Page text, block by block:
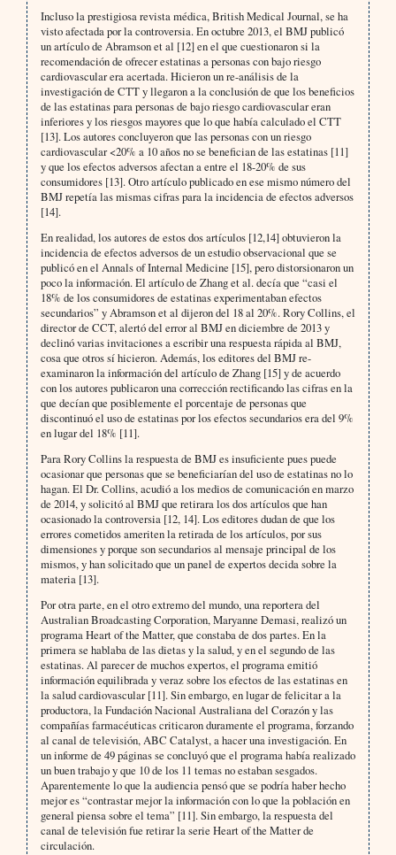
Incluso la prestigiosa revista médica, British Medical Journal, se ha
visto afectada por la controversia. En octubre 2013, el BMJ publicó
un artículo de Abramson et al [12] en el que cuestionaron si la
recomendación de ofrecer estatinas a personas con bajo riesgo
cardiovascular era acertada. Hicieron un re-análisis de la
investigación de CTT y llegaron a la conclusión de que los beneficios
de las estatinas para personas de bajo riesgo cardiovascular eran
inferiores y los riesgos mayores que lo que había calculado el CTT
[13]. Los autores concluyeron que las personas con un riesgo
cardiovascular <20% a 10 años no se benefician de las estatinas [11]
y que los efectos adversos afectan a entre el 18-20% de sus
consumidores [13]. Otro artículo publicado en ese mismo número del
BMJ repetía las mismas cifras para la incidencia de efectos adversos
[14].
En realidad, los autores de estos dos artículos [12,14] obtuvieron la
incidencia de efectos adversos de un estudio observacional que se
publicó en el Annals of Internal Medicine [15], pero distorsionaron un
poco la información. El artículo de Zhang et al. decía que “casi el
18% de los consumidores de estatinas experimentaban efectos
secundarios” y Abramson et al dijeron del 18 al 20%. Rory Collins, el
director de CCT, alertó del error al BMJ en diciembre de 2013 y
declinó varias invitaciones a escribir una respuesta rápida al BMJ,
cosa que otros sí hicieron. Además, los editores del BMJ re-
examinaron la información del artículo de Zhang [15] y de acuerdo
con los autores publicaron una corrección rectificando las cifras en la
que decían que posiblemente el porcentaje de personas que
discontinuó el uso de estatinas por los efectos secundarios era del 9%
en lugar del 18% [11].
Para Rory Collins la respuesta de BMJ es insuficiente pues puede
ocasionar que personas que se beneficiarían del uso de estatinas no lo
hagan. El Dr. Collins, acudió a los medios de comunicación en marzo
de 2014, y solicitó al BMJ que retirara los dos artículos que han
ocasionado la controversia [12, 14]. Los editores dudan de que los
errores cometidos ameriten la retirada de los artículos, por sus
dimensiones y porque son secundarios al mensaje principal de los
mismos, y han solicitado que un panel de expertos decida sobre la
materia [13].
Por otra parte, en el otro extremo del mundo, una reportera del
Australian Broadcasting Corporation, Maryanne Demasi, realizó un
programa Heart of the Matter, que constaba de dos partes. En la
primera se hablaba de las dietas y la salud, y en el segundo de las
estatinas. Al parecer de muchos expertos, el programa emitió
información equilibrada y veraz sobre los efectos de las estatinas en
la salud cardiovascular [11]. Sin embargo, en lugar de felicitar a la
productora, la Fundación Nacional Australiana del Corazón y las
compañías farmacéuticas criticaron duramente el programa, forzando
al canal de televisión, ABC Catalyst, a hacer una investigación. En
un informe de 49 páginas se concluyó que el programa había realizado
un buen trabajo y que 10 de los 11 temas no estaban sesgados.
Aparentemente lo que la audiencia pensó que se podría haber hecho
mejor es “contrastar mejor la información con lo que la población en
general piensa sobre el tema” [11]. Sin embargo, la respuesta del
canal de televisión fue retirar la serie Heart of the Matter de
circulación.